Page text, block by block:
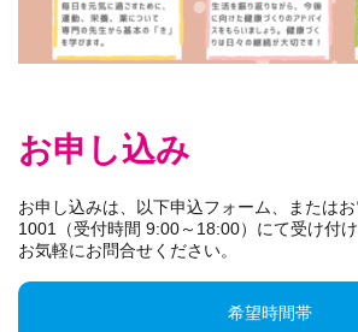
お申し込み
お申し込みは、以下申込フォーム、または
1001（受付時間 9:00～18:00）にて受け付け
お気軽にお問合せください。
希望時間帯